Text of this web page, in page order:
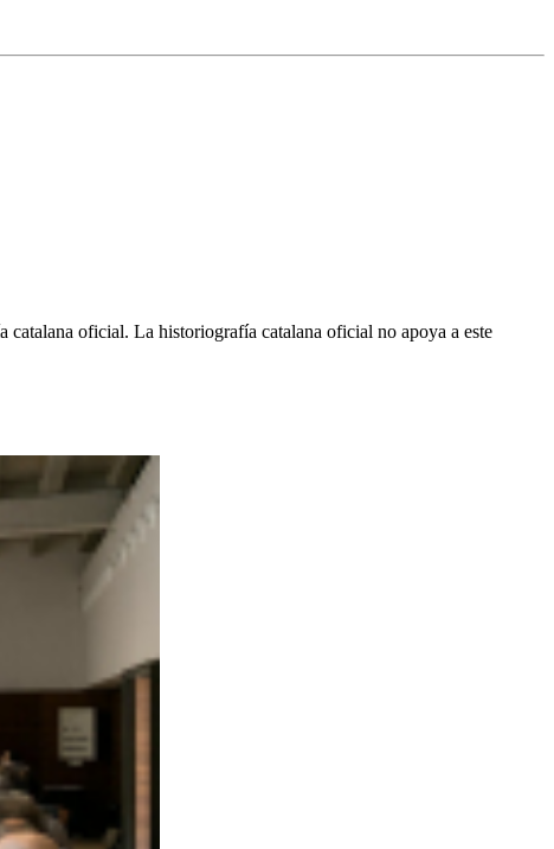
catalana oficial. La historiografía catalana oficial no apoya a este